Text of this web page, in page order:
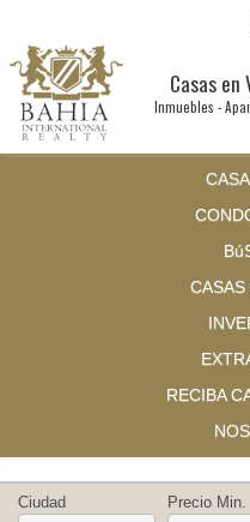
Casas en
Inmuebles -
CASAS
RECIBA
Ciudad Precio Min.